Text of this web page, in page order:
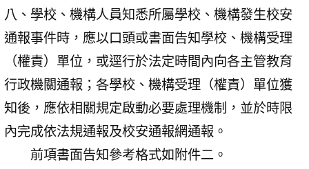
八、學校、機構人員知悉所屬學校、機構發生校安
通報事件時，應以口頭或書面告知學校、機構受理
（權責）單位，或逕行於法定時間內向各主管教育
行政機關通報；各學校、機構受理（權責）單位獲
知後，應依相關規定啟動必要處理機制，並於時限
內完成依法規通報及校安通報網通報。
前項書面告知參考格式如附件二。